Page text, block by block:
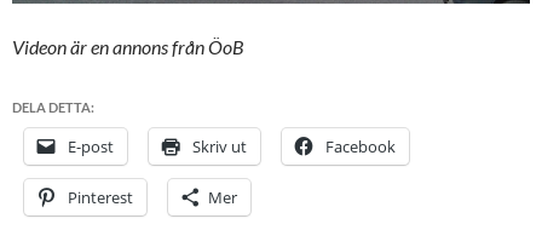
Videon är en annons från ÖoB
DELA DETTA:
E-post Skriv ut Facebook
Pinterest Mer